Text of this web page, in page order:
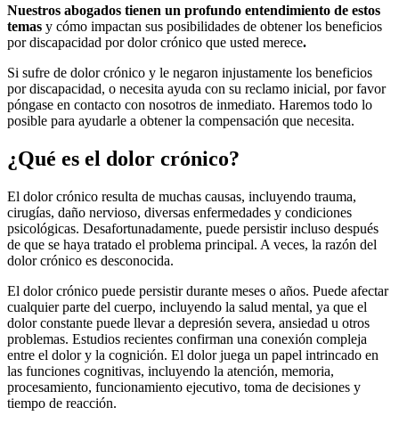
Nuestros abogados tienen un profundo entendimiento de estos
temas y cómo impactan sus posibilidades de obtener los beneficios
por discapacidad por dolor crónico que usted merece.
Si sufre de dolor crónico y le negaron injustamente los beneficios
por discapacidad, o necesita ayuda con su reclamo inicial, por favor
póngase en contacto con nosotros de inmediato. Haremos todo lo
posible para ayudarle a obtener la compensación que necesita.
¿Qué es el dolor crónico?
El dolor crónico resulta de muchas causas, incluyendo trauma,
cirugías, daño nervioso, diversas enfermedades y condiciones
psicológicas. Desafortunadamente, puede persistir incluso después
de que se haya tratado el problema principal. A veces, la razón del
dolor crónico es desconocida.
El dolor crónico puede persistir durante meses o años. Puede afectar
cualquier parte del cuerpo, incluyendo la salud mental, ya que el
dolor constante puede llevar a depresión severa, ansiedad u otros
problemas. Estudios recientes confirman una conexión compleja
entre el dolor y la cognición. El dolor juega un papel intrincado en
las funciones cognitivas, incluyendo la atención, memoria,
procesamiento, funcionamiento ejecutivo, toma de decisiones y
tiempo de reacción.